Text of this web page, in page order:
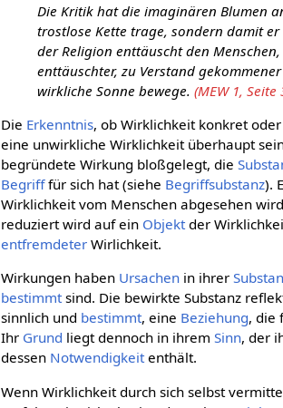
Die Kritik hat die imaginären Blumen
trostlose Kette trage, sondern damit
der Religion enttäuscht den
enttäuschter, zu Verstand
wirkliche Sonne bewege.(MEW 1, Seite
Die Erkenntnis, ob Wirklichkeit konkret
eine unwirkliche Wirklichkeit überhaupt
begründete Wirkung bloßgelegt, die
Begrifffür sich hat (siehe Begriffsubstanz).
Wirklichkeit vom Menschen abgesehen
reduziert wird auf ein Objektder
entfremdeter Wirlichkeit.
Wirkungen haben Ursachen in ihrer
bestimmtsind. Die bewirkte Substanz
sinnlich und bestimmt, eine Beziehung, die
Ihr Grund liegt dennoch in ihremSinn, der
dessen Notwendigkeitenthält.
Wenn Wirklichkeit durch sich selbst